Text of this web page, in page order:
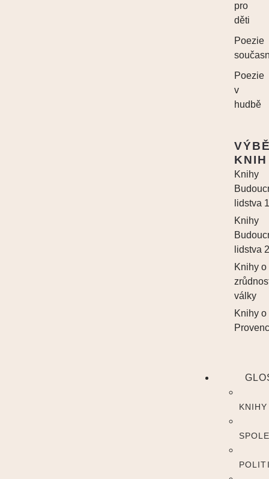
pro
děti
Poezie
Poezie
v
hudbě
KNIH
Knihy
lidstva
Knihy
lidstva
Knihy o
války
Knihy o
KNIHY